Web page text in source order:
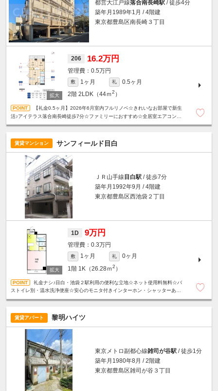
都営大江戸線落合南長崎駅 / 徒歩4分
築年月1989年1月 / 4階建
東京都豊島区南長崎３丁目
206 16.2万円
0.5万円
敷 1ヶ月 礼
0.5ヶ月
2階 2LDK（44ｍ2 ）
【礼金0.5ヶ月】2026年6月室内フルリノベ☆きれいなお部屋で新生
活♪アイテラス落合南長崎徒歩7分☆ファミリーにおすすめ☆全居室エアコン付
賃貸マンション サンフィールド目白
ＪＲ山手線目白駅 / 徒歩7分
築年月1992年9月 / 4階建
東京都豊島区西池袋２丁目
1D 9万円
0.3万円
敷 1ヶ月 礼
0ヶ月
1階 1K（26.28ｍ2 ）
礼金ナシ♪目白・池袋２駅利用の便利な立地☆ネット使用料無料☆バ
ストイレ別・温水洗浄便座☆安心のモニタ付きインターホン・シャッターあり
賃貸アパート 黎明ハイツ
東京メトロ副都心線雑司が谷駅 / 徒歩1分
築年月1980年8月 / 2階建
東京都豊島区雑司が谷３丁目